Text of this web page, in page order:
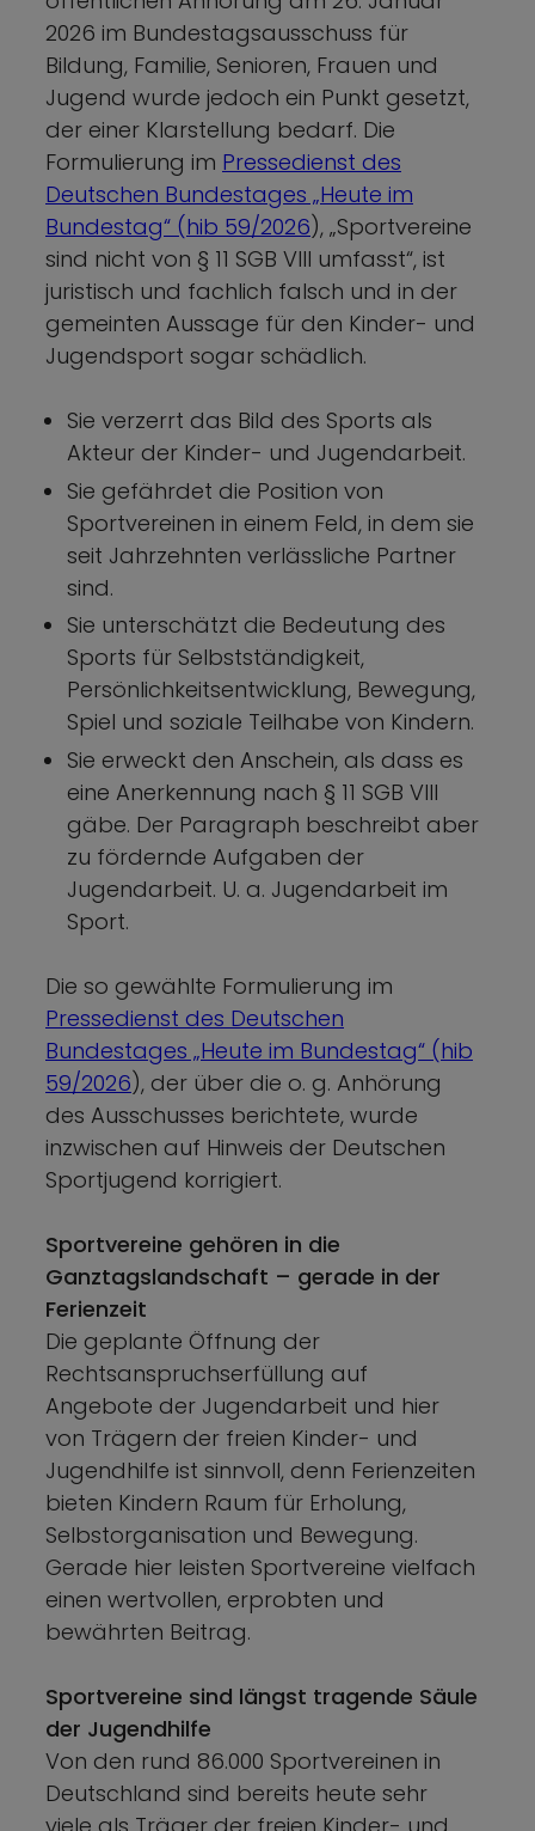
2026 im Bundestagsausschuss für
Bildung, Familie, Senioren, Frauen und
Jugend wurde jedoch ein Punkt gesetzt,
der einer Klarstellung bedarf. Die
Formulierung im Pressedienst des
Deutschen Bundestages „Heute im
Bundestag“ (hib 59/2026), „Sportvereine
sind nicht von § 11 SGB VIII umfasst“, ist
juristisch und fachlich falsch und in der
gemeinten Aussage für den Kinder- und
Jugendsport sogar schädlich.
Sie verzerrt das Bild des Sports als
Akteur der Kinder- und Jugendarbeit.
Sie gefährdet die Position von
Sportvereinen in einem Feld, in dem sie
seit Jahrzehnten verlässliche Partner
sind.
Sie unterschätzt die Bedeutung des
Sports für Selbstständigkeit,
Persönlichkeitsentwicklung, Bewegung,
Spiel und soziale Teilhabe von Kindern.
Sie erweckt den Anschein, als dass es
eine Anerkennung nach § 11 SGB VIII
gäbe. Der Paragraph beschreibt aber
zu fördernde Aufgaben der
Jugendarbeit. U. a. Jugendarbeit im
Sport.
Die so gewählte Formulierung im
Pressedienst des Deutschen
Bundestages „Heute im Bundestag“ (hib
59/2026), der über die o. g. Anhörung
des Ausschusses berichtete, wurde
inzwischen auf Hinweis der Deutschen
Sportjugend korrigiert.
Sportvereine gehören in die
Ganztagslandschaft – gerade in der
Ferienzeit
Die geplante Öffnung der
Rechtsanspruchserfüllung auf
Angebote der Jugendarbeit und hier
von Trägern der freien Kinder- und
Jugendhilfe ist sinnvoll, denn Ferienzeiten
bieten Kindern Raum für Erholung,
Selbstorganisation und Bewegung.
Gerade hier leisten Sportvereine vielfach
einen wertvollen, erprobten und
bewährten Beitrag.
Sportvereine sind längst tragende Säule
der Jugendhilfe
Von den rund 86.000 Sportvereinen in
Deutschland sind bereits heute sehr